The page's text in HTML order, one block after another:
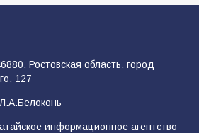
в армии России в августе
Ростовская область, город
127
Л.А.Белоконь
информационное агентство